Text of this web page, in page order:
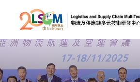
跳到內容（按回車鍵）
會
A A